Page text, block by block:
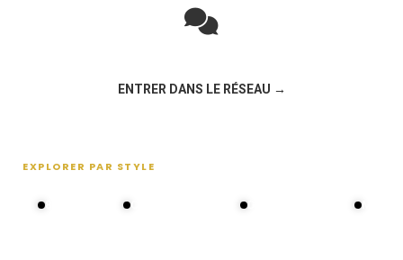
ENTRER DANS LE RÉSEAU →
EXPLORER PAR STYLE